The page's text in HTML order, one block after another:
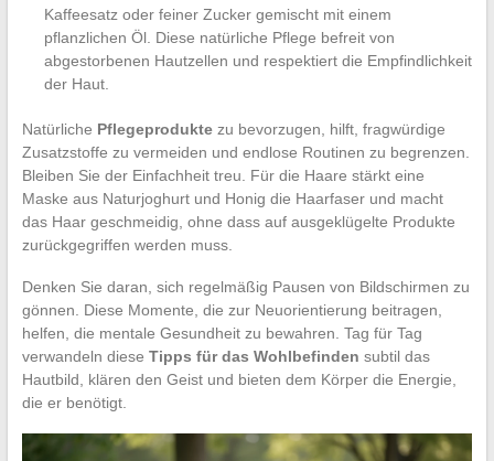
Kaffeesatz oder feiner Zucker gemischt mit einem
pflanzlichen Öl. Diese natürliche Pflege befreit von
abgestorbenen Hautzellen und respektiert die Empfindlichkeit
der Haut.
Natürliche Pflegeproduktezu bevorzugen, hilft, fragwürdige
Zusatzstoffe zu vermeiden und endlose Routinen zu begrenzen.
Bleiben Sie der Einfachheit treu. Für die Haare stärkt eine
Maske aus Naturjoghurt und Honig die Haarfaser und macht
das Haar geschmeidig, ohne dass auf ausgeklügelte Produkte
zurückgegriffen werden muss.
Denken Sie daran, sich regelmäßig Pausen von Bildschirmen zu
gönnen. Diese Momente, die zur Neuorientierung beitragen,
helfen, die mentale Gesundheit zu bewahren. Tag für Tag
verwandeln diese Tipps für das Wohlbefinden subtil das
Hautbild, klären den Geist und bieten dem Körper die Energie,
die er benötigt.